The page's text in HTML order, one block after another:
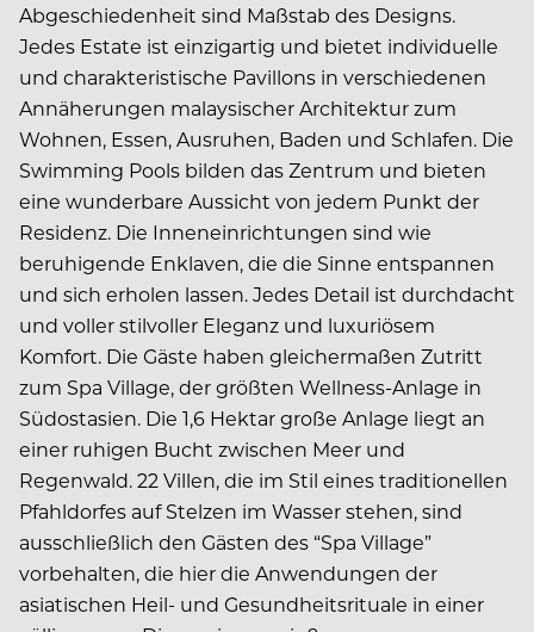
Abgeschiedenheit sind Maßstab des Designs.
Jedes Estate ist einzigartig und bietet individuelle
und charakteristische Pavillons in verschiedenen
Annäherungen malaysischer Architektur zum
Wohnen, Essen, Ausruhen, Baden und Schlafen. Die
Swimming Pools bilden das Zentrum und bieten
eine wunderbare Aussicht von jedem Punkt der
Residenz. Die Inneneinrichtungen sind wie
beruhigende Enklaven, die die Sinne entspannen
und sich erholen lassen. Jedes Detail ist durchdacht
und voller stilvoller Eleganz und luxuriösem
Komfort. Die Gäste haben gleichermaßen Zutritt
zum Spa Village, der größten Wellness-Anlage in
Südostasien. Die 1,6 Hektar große Anlage liegt an
einer ruhigen Bucht zwischen Meer und
Regenwald. 22 Villen, die im Stil eines traditionellen
Pfahldorfes auf Stelzen im Wasser stehen, sind
ausschließlich den Gästen des “Spa Village”
vorbehalten, die hier die Anwendungen der
asiatischen Heil- und Gesundheitsrituale in einer